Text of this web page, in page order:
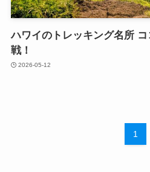
ハワイのトレッキング名所
戦！
2026-05-12
1